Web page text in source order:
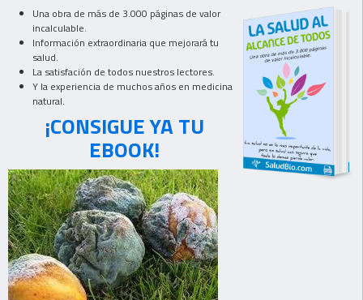
Una obra de más de 3.000 páginas de valor
incalculable.
Información extraordinaria que mejorará tu
salud.
La satisfación de todos nuestros lectores.
Y la experiencia de muchos años en medicina
natural.
¡CONSIGUE YA TU
EBOOK!